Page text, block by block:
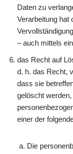
Daten zu
Verarbeitung hat
– auch mittels
das Recht auf
d. h. das Recht,
dass sie
gelöscht
einer der
Die